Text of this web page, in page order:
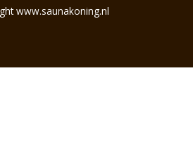
www.saunakoning.nl